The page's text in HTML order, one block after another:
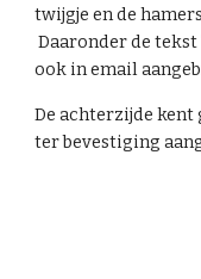
twijgje en de
Daaronder de tekst
ook in email
De achterzijde kent
ter bevestiging